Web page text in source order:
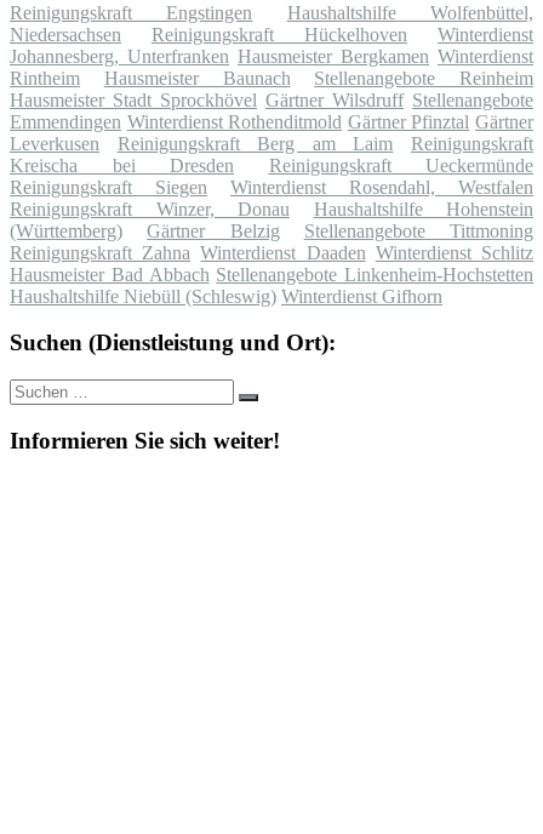
Reinigungskraft Engstingen
Haushaltshilfe Wolfenbüttel,
Niedersachsen
Reinigungskraft Hückelhoven
Winterdienst
Johannesberg, Unterfranken Hausmeister Bergkamen Winterdienst
Rintheim
Hausmeister Baunach
Stellenangebote Reinheim
Hausmeister Stadt Sprockhövel Gärtner Wilsdruff Stellenangebote
Emmendingen Winterdienst Rothenditmold Gärtner Pfinztal Gärtner
Leverkusen
Reinigungskraft Berg am Laim
Reinigungskraft
Kreischa bei Dresden
Reinigungskraft Ueckermünde
Reinigungskraft Siegen
Winterdienst Rosendahl, Westfalen
Reinigungskraft Winzer, Donau
Haushaltshilfe Hohenstein
(Württemberg)
Gärtner Belzig
Stellenangebote Tittmoning
Reinigungskraft Zahna Winterdienst Daaden Winterdienst Schlitz
Hausmeister Bad Abbach Stellenangebote Linkenheim-Hochstetten
Haushaltshilfe Niebüll (Schleswig) Winterdienst Gifhorn
Suchen (Dienstleistung und Ort):
Suche
nach:
Suchen
Informieren Sie sich weiter!